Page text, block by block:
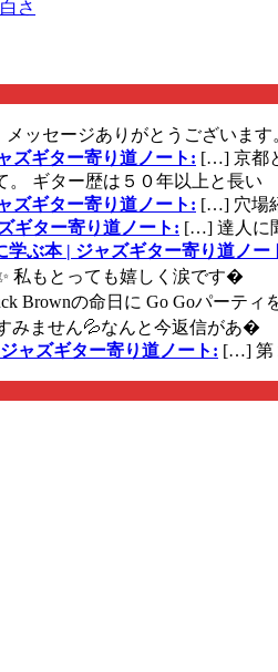
さ
メッセージありがとうございま
ズギター寄り道ノート: […] 京都
。 ギター歴は５０年以上と長い
ズギター寄り道ノート: […] 穴場
ギター寄り道ノート: […] 達人に
学ぶ本 | ジャズギター寄り道ノー
私もとっても嬉しく涙です�
Brownの命日に Go Goパーテ
みません💦なんと今返信があ�
ャズギター寄り道ノート: […] 第